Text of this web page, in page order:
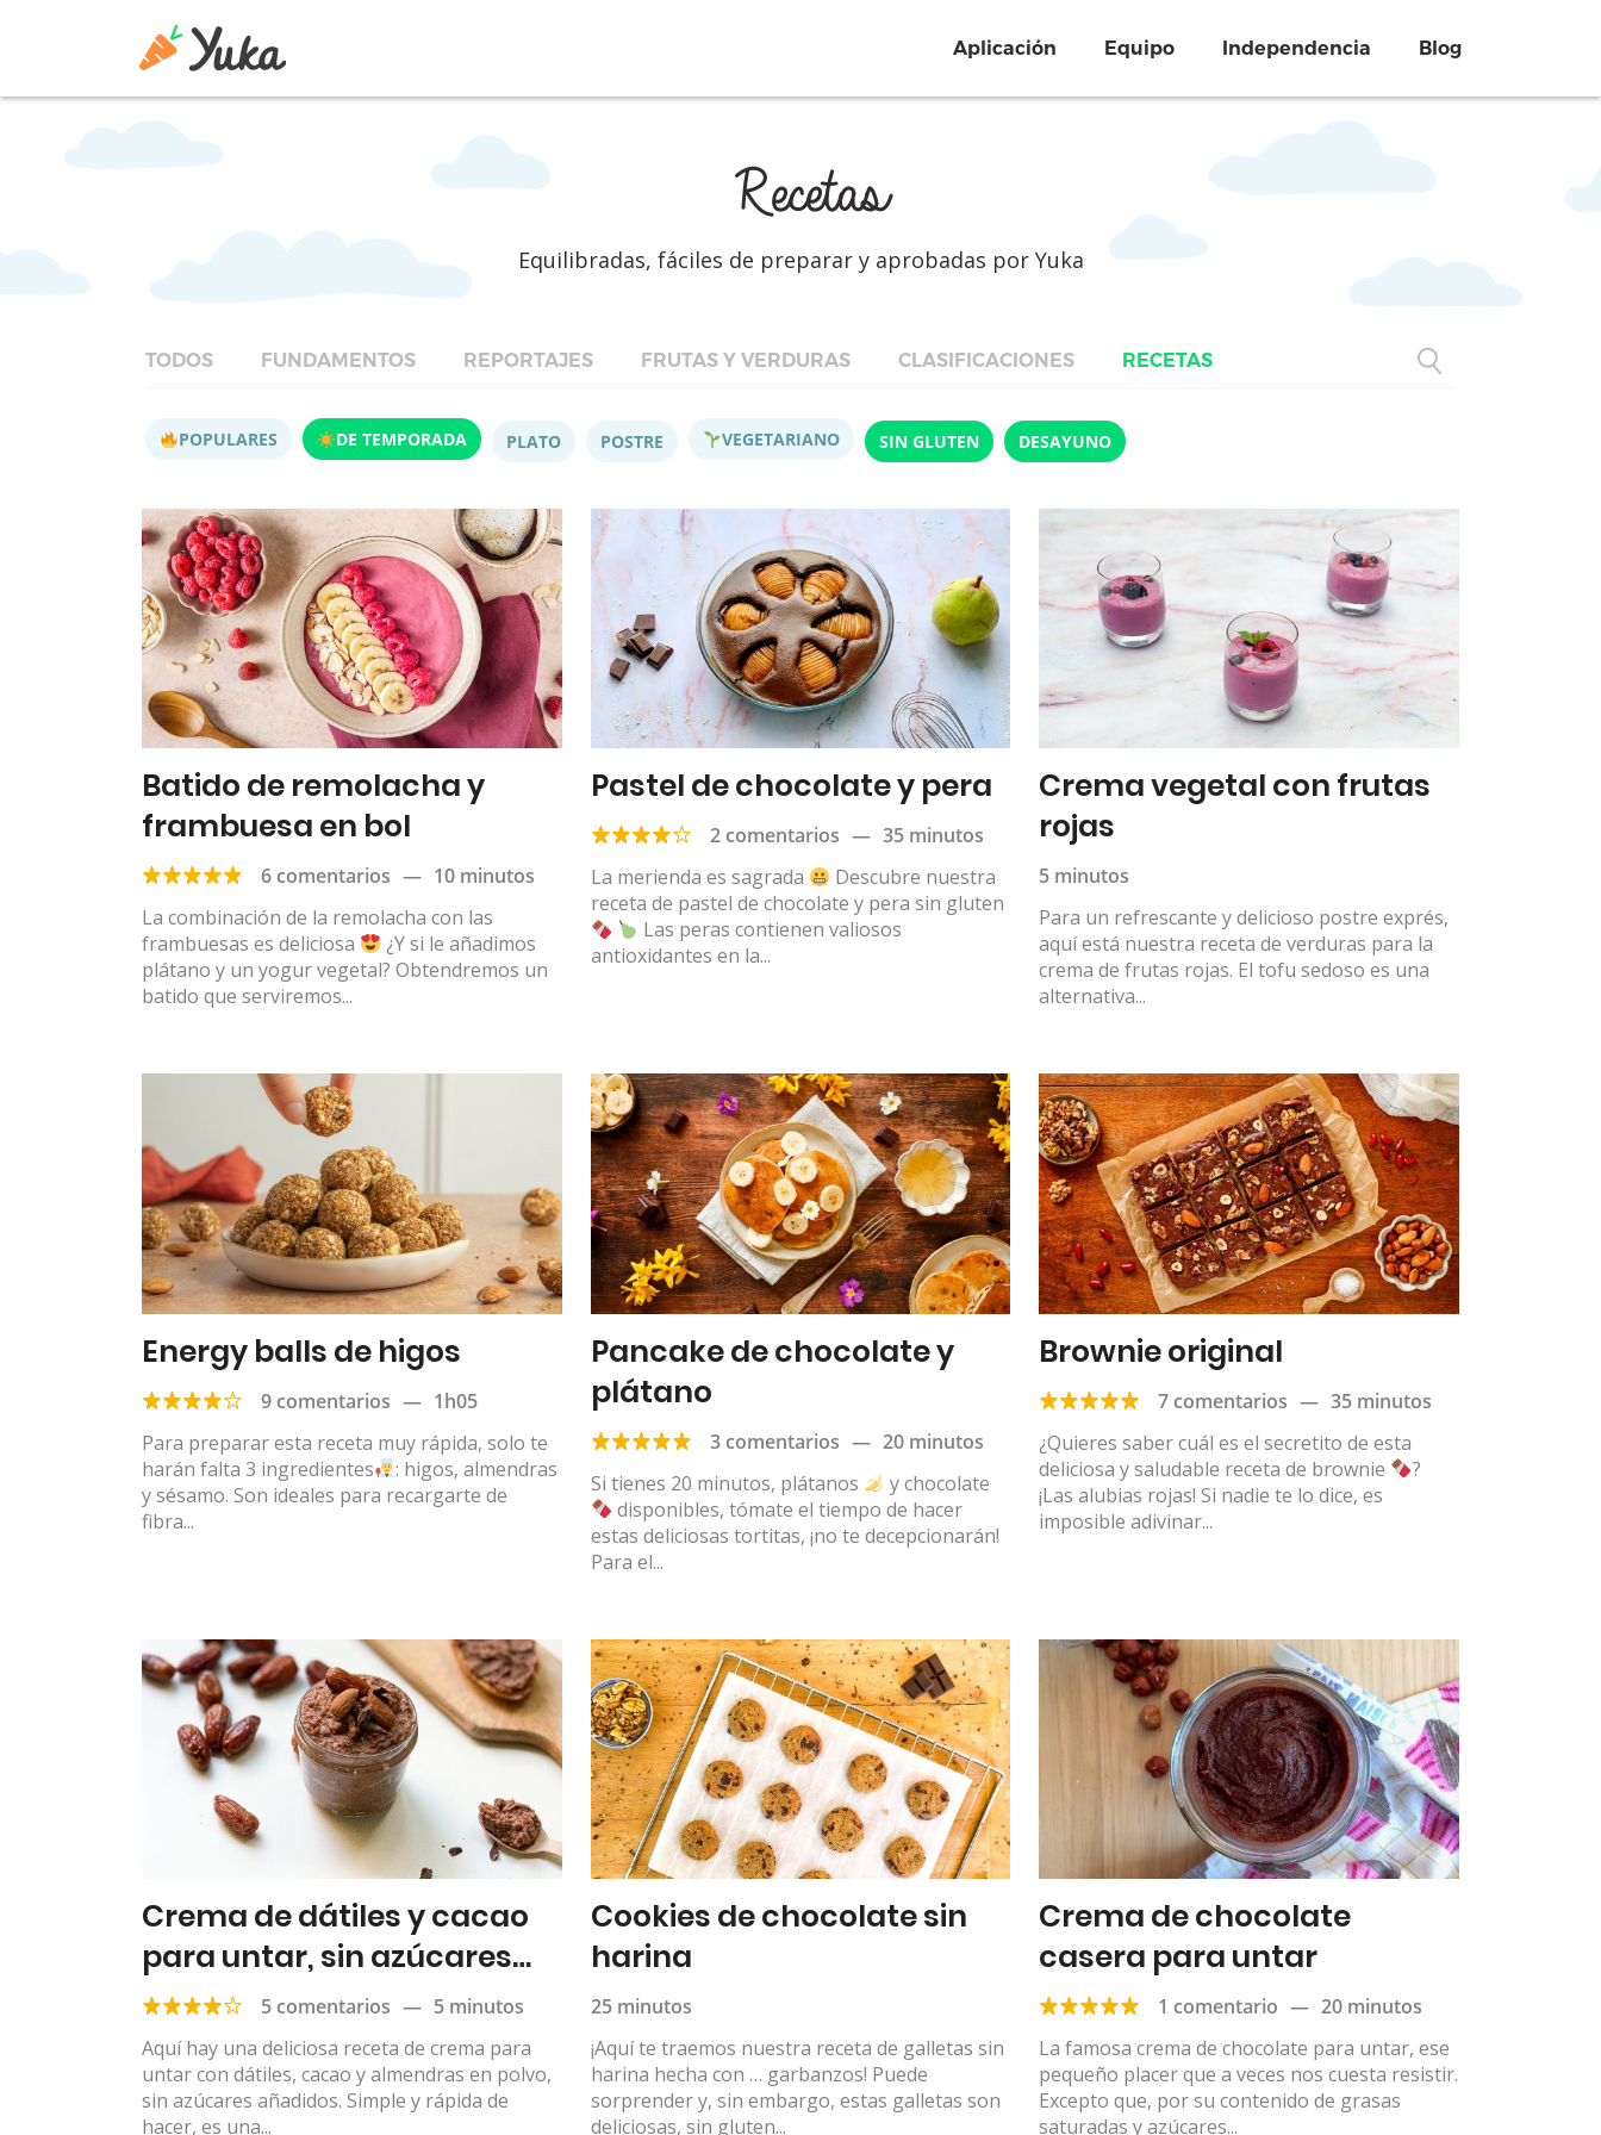
Aplicación Equipo Independencia Blog
Recetas
Equilibradas, fáciles de preparar y aprobadas por Yuka
TODOS FUNDAMENTOS REPORTAJES FRUTAS Y VERDURAS CLASIFICACIONES RECETAS
POPULARES DE TEMPORADA PLATO POSTRE VEGETARIANO SIN GLUTEN DESAYUNO
Batido de remolacha y
frambuesa en bol
6 comentarios — 10 minutos
La combinación de la remolacha con las
frambuesas es deliciosa
¿Y si le añadimos
plátano y un yogur vegetal? Obtendremos un
batido que serviremos...
Pastel de chocolate y pera
2 comentarios — 35 minutos
La merienda es sagrada
Descubre nuestra
receta de pastel de chocolate y pera sin gluten
Las peras contienen valiosos
antioxidantes en la...
Crema vegetal con frutas
rojas
5 minutos
Para un refrescante y delicioso postre exprés,
aquí está nuestra receta de verduras para la
crema de frutas rojas. El tofu sedoso es una
alternativa...
Energy balls de higos
9 comentarios — 1h05
Para preparar esta receta muy rápida, solo te
harán falta 3 ingredientes
: higos, almendras
y sésamo. Son ideales para recargarte de
fibra...
Pancake de chocolate y
plátano
3 comentarios — 20 minutos
Si tienes 20 minutos, plátanos
y chocolate
disponibles, tómate el tiempo de hacer
estas deliciosas tortitas, ¡no te decepcionarán!
Para el...
Brownie original
7 comentarios — 35 minutos
¿Quieres saber cuál es el secretito de esta
deliciosa y saludable receta de brownie
?
¡Las alubias rojas! Si nadie te lo dice, es
imposible adivinar...
Crema de dátiles y cacao
para untar, sin azúcares
añadidos5 comentarios — 5 minutos
Aquí hay una deliciosa receta de crema para
untar con dátiles, cacao y almendras en polvo,
sin azúcares añadidos. Simple y rápida de
hacer, es una...
Cookies de chocolate sin
harina
25 minutos
¡Aquí te traemos nuestra receta de galletas sin
harina hecha con … garbanzos! Puede
sorprender y, sin embargo, estas galletas son
deliciosas, sin gluten...
Crema de chocolate
casera para untar
1 comentario — 20 minutos
La famosa crema de chocolate para untar, ese
pequeño placer que a veces nos cuesta resistir.
Excepto que, por su contenido de grasas
saturadas y azúcares...